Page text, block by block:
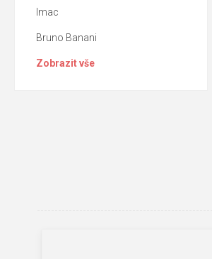
Imac
Bruno Banani
Zobrazit vše